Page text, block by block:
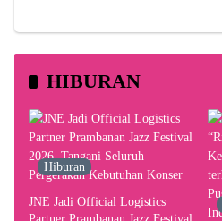
HIBURAN
Hiburan
JNE Jadi Official Logistics